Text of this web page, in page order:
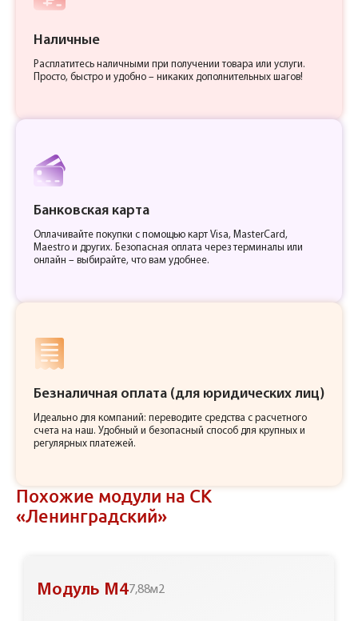
Наличные
Расплатитесь наличными при получении товара или услуги.
Просто, быстро и удобно – никаких дополнительных шагов!
Банковская карта
Оплачивайте покупки с помощью карт Visa, MasterCard,
Maestro и других. Безопасная оплата через терминалы или
онлайн – выбирайте, что вам удобнее.
Безналичная оплата (для юридических лиц)
Идеально для компаний: переводите средства с расчетного
счета на наш. Удобный и безопасный способ для крупных и
регулярных платежей.
Похожие модули на СК
«Ленинградский»
Модуль М47,88м2